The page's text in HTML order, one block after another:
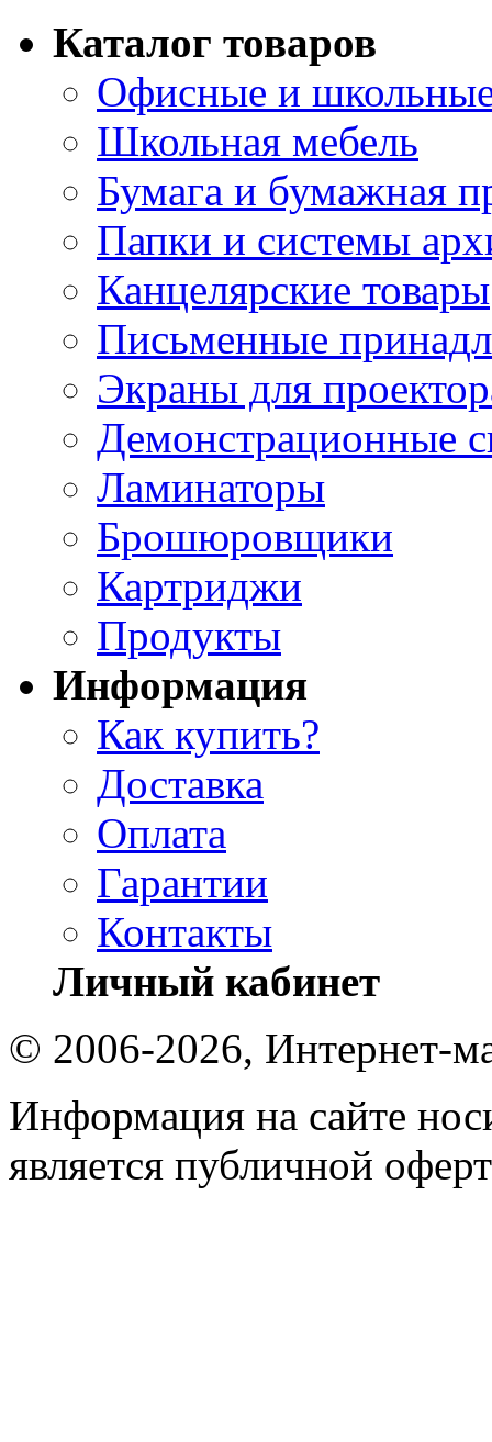
Каталог товаров
Офисные и
Школьная мебель
Бумага и бумажная
Папки и системы
Канцелярские товары
Письменные
Экраны для
Демонстрационные
Ламинаторы
Брошюровщики
Картриджи
Продукты
Информация
Как купить?
Доставка
Оплата
Гарантии
Контакты
Личный кабинет
© 2006-2026, Интернет-
Информация на сайте
является публичной